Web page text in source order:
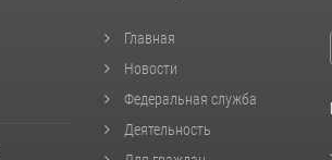
Главная
Новости
Федеральная служба
Деятельность